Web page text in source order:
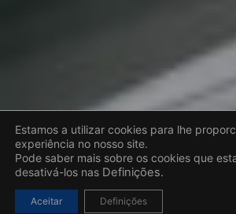
Estamos a utilizar cookies para lhe
experiência no nosso site.
Pode saber mais sobre os cookies que
desativá-los nas Definições.
Aceitar Definições